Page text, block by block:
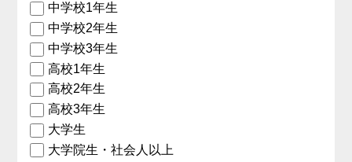
中学校1年生
中学校2年生
中学校3年生
高校1年生
高校2年生
高校3年生
大学生
大学院生・社会人以上